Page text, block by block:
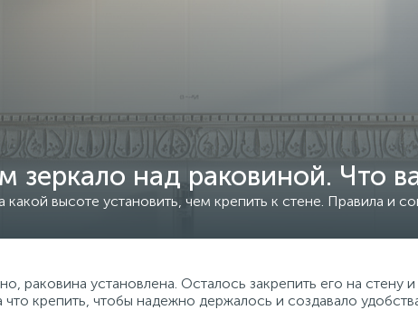
зеркало над раковиной. Что
какой высоте установить, чем крепить к стене. Правила и
раковина установлена. Осталось закрепить его на стену
крепить, чтобы надежно держалось и создавало